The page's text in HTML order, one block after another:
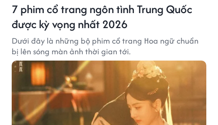
7 phim cổ trang ngôn tình Trung Quốc
được kỳ vọng nhất 2026
Dưới đây là những bộ phim cổ trang Hoa ngữ chuẩn
bị lên sóng màn ảnh thời gian tới.